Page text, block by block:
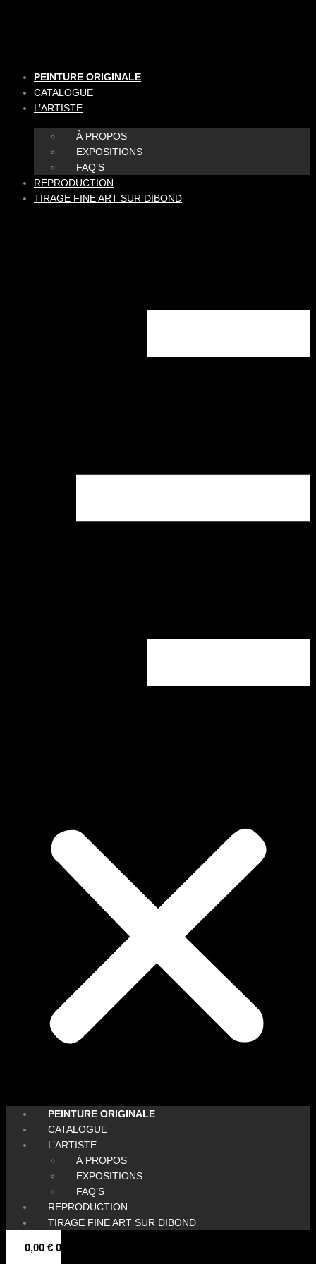
PEINTURE ORIGINALE
CATALOGUE
L’ARTISTE
À PROPOS
EXPOSITIONS
FAQ’S
REPRODUCTION
TIRAGE FINE ART SUR DIBOND
PEINTURE ORIGINALE
CATALOGUE
L’ARTISTE
À PROPOS
EXPOSITIONS
FAQ’S
REPRODUCTION
TIRAGE FINE ART SUR DIBOND
0,00 € 0